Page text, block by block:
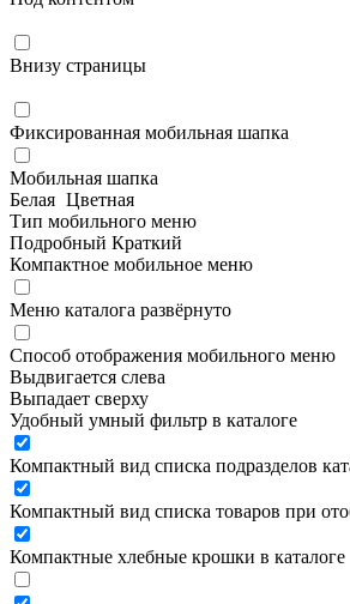
Внизу страницы
Фиксированная мобильная шапка
Мобильная шапка
Белая Цветная
Тип мобильного меню
Подробный Краткий
Компактное мобильное меню
Меню каталога развёрнуто
Способ отображения мобильного меню
Выдвигается слева
Выпадает сверху
Удобный умный фильтр в каталоге
Компактный вид списка подразделов
Компактный вид списка товаров при
Компактные хлебные крошки в каталоге